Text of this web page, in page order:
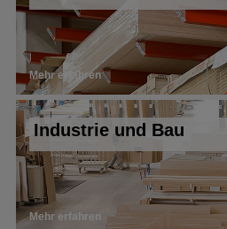
Mehr erfahren
Industrie und Bau
Mehr erfahren